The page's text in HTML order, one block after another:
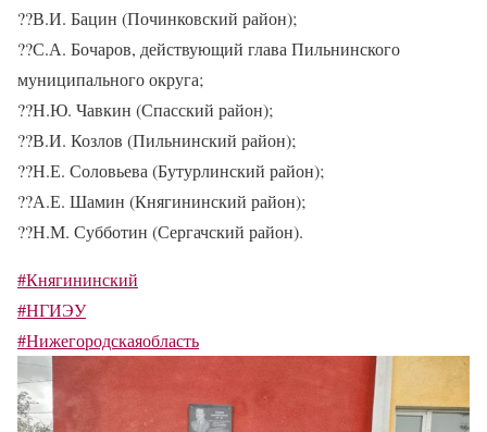
??В.И. Бацин (Починковский район);
??С.А. Бочаров, действующий глава Пильнинского
муниципального округа;
??Н.Ю. Чавкин (Спасский район);
??В.И. Козлов (Пильнинский район);
??Н.Е. Соловьева (Бутурлинский район);
??А.Е. Шамин (Княгининский район);
??Н.М. Субботин (Сергачский район).
#Княгининский
#НГИЭУ
#Нижегородскаяобласть